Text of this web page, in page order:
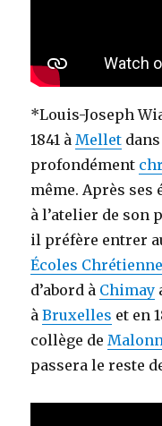
*Louis-Joseph
1841 à Mellet
profondément
même. Après
à l’atelier de son
il préfère entrer
Écoles
d’abord à Chimay
àBruxelles et en
collège de
passera le reste